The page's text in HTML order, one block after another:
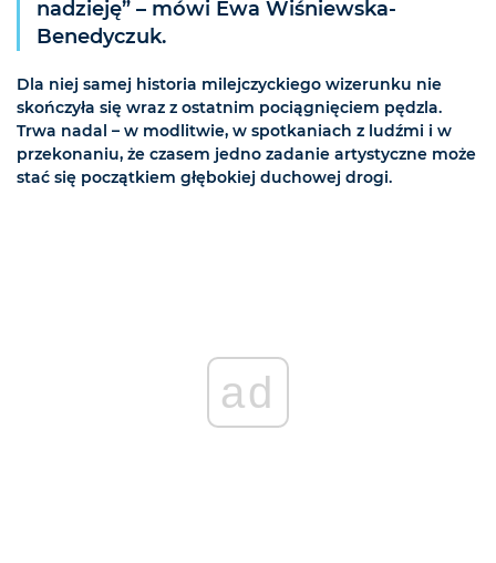
nadzieję” – mówi Ewa Wiśniewska-
Benedyczuk.
Dla niej samej historia milejczyckiego wizerunku nie
skończyła się wraz z ostatnim pociągnięciem pędzla.
Trwa nadal – w modlitwie, w spotkaniach z ludźmi i w
przekonaniu, że czasem jedno zadanie artystyczne może
stać się początkiem głębokiej duchowej drogi.
ad